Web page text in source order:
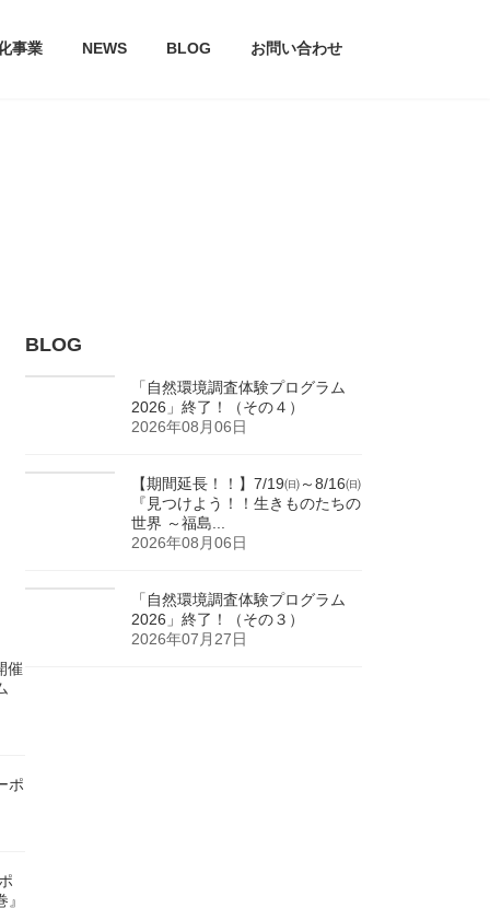
事業 NEWS BLOG お問い合わせ
BLOG
「自然環境調査体験プログラム
2026」終了！（その４）
2026年08月06日
【期間延長！！】7/19㈰～8/16㈰
『見つけよう！！生きものたちの
世界 ～福島...
2026年08月06日
「自然環境調査体験プログラム
2026」終了！（その３）
2026年07月27日
催
ポ